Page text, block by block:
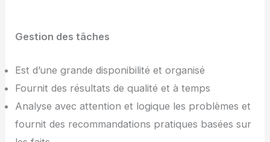
Gestion des tâches
Est d’une grande disponibilité et organisé
Fournit des résultats de qualité et à temps
Analyse avec attention et logique les problèmes et
fournit des recommandations pratiques basées sur